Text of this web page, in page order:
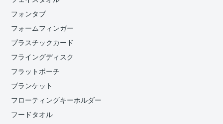
フォンタブ
フォームフィンガー
プラスチックカード
フライングディスク
フラットポーチ
ブランケット
フローティングキーホルダー
フードタオル